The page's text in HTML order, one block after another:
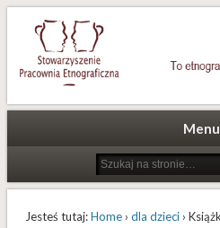
To etnografki i etnografowie, którym się chce
Menu
Jesteś tutaj:Home› dla dzieci›